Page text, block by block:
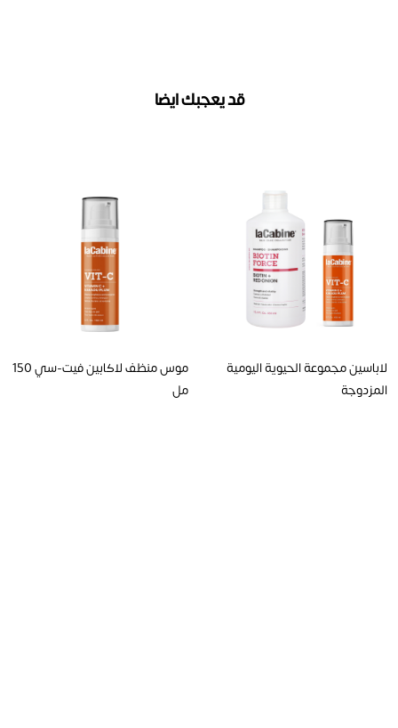
قد يعجبك ايضا
لاباسين مجموعة الحيوية اليومية
المزدوجة
موس منظف لاكابين فيت-سي 150
مل